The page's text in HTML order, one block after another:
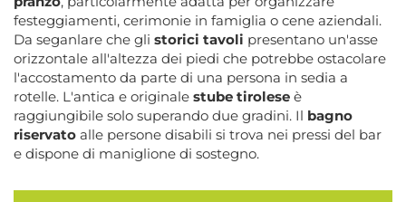
festeggiamenti, cerimonie in famiglia o cene aziendali.
Da seganlare che gli storici tavoli presentano un'asse
orizzontale all'altezza dei piedi che potrebbe ostacolare
l'accostamento da parte di una persona in sedia a
rotelle. L'antica e originale stube tirolese è
raggiungibile solo superando due gradini. Il bagno
riservato alle persone disabili si trova nei pressi del bar
e dispone di maniglione di sostegno.